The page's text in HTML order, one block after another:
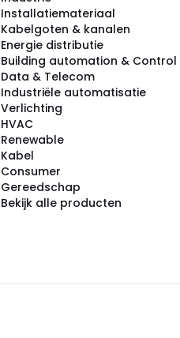
Installatiemateriaal
Kabelgoten & kanalen
Energie distributie
Building automation & Control
Data & Telecom
Industriële automatisatie
Verlichting
HVAC
Renewable
Kabel
Consumer
Gereedschap
Bekijk alle producten